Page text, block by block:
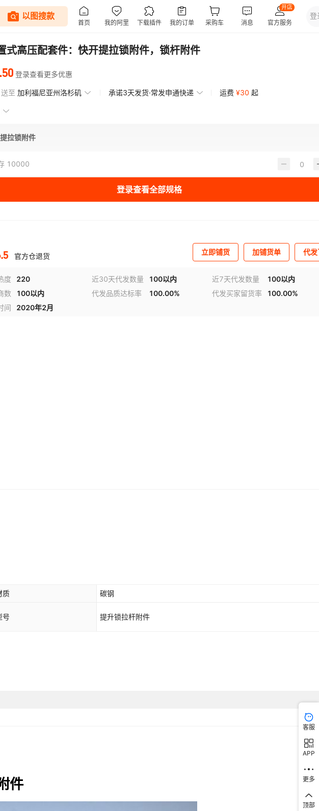
式高压配套件：快开提拉锁附件，锁杆附件
50 登录查看更多优惠
送至 加利福尼亚州洛杉矶 承诺3天发货·常发申通快递 运费 ¥30 起
拉锁附件
10000
登录查看全部规格
官方仓退货 立即铺货 加铺货单 代
度 220 近30天代发数量 100以内 近7天代发数量
100以内
数
100以内 代发品质达标率 100.00% 代发买家留货率
100.00%
间
2020年2月
质 碳钢
号 提升锁拉杆附件
客服
APP
更多
顶部